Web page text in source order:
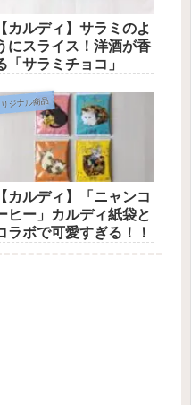
【カルディ】サラミのよ
にスライス！洋酒が香
「サラミチョコ」
ジナル商品
【カルディ】「ニャンコ
ヒー」カルディ紙袋と
ラボで可愛すぎる！！